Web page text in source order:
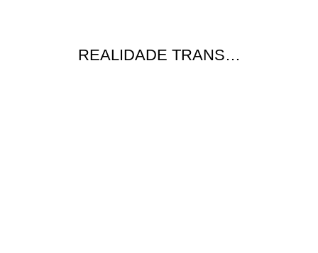
REALIDADE TRANS…